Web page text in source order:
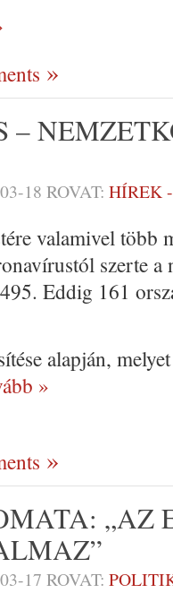
–
18 ROVAT: HÍREK
valamivel több
szerte
Eddig 161
alapján,
»
„AZ
17 ROVAT: